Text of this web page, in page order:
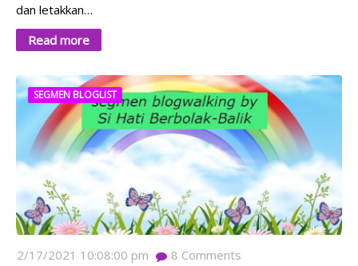
dan letakkan…
Read more
SEGMEN BLOGLIST
2/17/2021 10:08:00 pm 8 Comments